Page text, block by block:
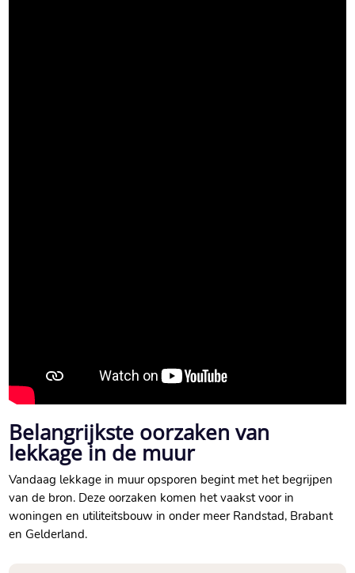
Belangrijkste oorzaken van
lekkage in de muur
Vandaag lekkage in muur opsporen begint met het begrijpen
van de bron.​ Deze oorzaken komen het vaakst voor in
woningen en utiliteitsbouw in onder meer Randstad, Brabant
en Gelderland.​